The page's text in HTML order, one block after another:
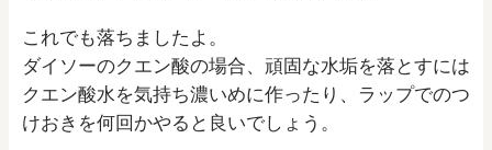
これでも落ちましたよ。
ダイソーのクエン酸の場合、頑固な水垢を落とすには
クエン酸水を気持ち濃いめに作ったり、ラップでのつ
けおきを何回かやると良いでしょう。